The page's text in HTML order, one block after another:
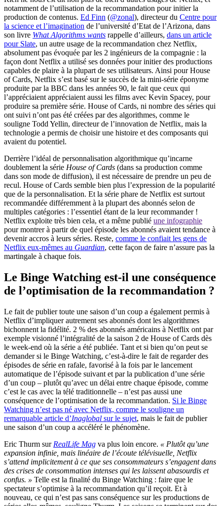
notamment de l’utilisation de la recommandation pour initier la
production de contenus. Ed Finn (@zonal), directeur du Centre pour
la science et l’imagination de l’université d’Etat de l’Arizona, dans
son livre What Algorithms wants rappelle d’ailleurs, dans un article
pour Slate, un autre usage de la recommandation chez Netflix,
absolument pas évoquée par les 2 ingénieurs de la compagnie : la
façon dont Netflix a utilisé ses données pour initier des productions
capables de plaire à la plupart de ses utilisateurs. Ainsi pour House
of Cards, Netflix s’est basé sur le succès de la mini-série éponyme
produite par la BBC dans les années 90, le fait que ceux qui
l’appréciaient appréciaient aussi les films avec Kevin Spacey, pour
produire sa première série. House of Cards, ni nombre des séries qui
ont suivi n’ont pas été créées par des algorithmes, comme le
souligne Todd Yellin, directeur de l’innovation de Netflix, mais la
technologie a permis de choisir une histoire et des composants qui
avaient du potentiel.
Derrière l’idéal de personnalisation algorithmique qu’incarne
doublement la série House of Cards (dans sa production comme
dans son mode de diffusion), il est nécessaire de prendre un peu de
recul. House of Cards semble bien plus l’expression de la popularité
que de la personnalisation. Et la série phare de Netflix est surtout
recommandée différemment à la plupart des abonnés selon de
multiples catégories : l’essentiel étant de la leur recommander !
Netflix exploite très bien cela, et a même publié une infographie
pour montrer à partir de quel épisode les abonnés avaient tendance à
devenir accros à leurs séries. Reste, comme le confiait les gens de
Netflix eux-mêmes au Guardian, cette façon de faire n’assure pas la
martingale à chaque fois.
Le Binge Watching est-il une conséquence
de l’optimisation de la recommandation ?
Le fait de publier toute une saison d’un coup a également permis à
Netflix d’impliquer autrement ses abonnés dont les algorithmes
bichonnent la fidélité. 2 % des abonnés américains à Netflix ont par
exemple visionné l’intégralité de la saison 2 de House of Cards dès
le week-end où la série a été publiée. Tant et si bien qu’on peut se
demander si le Binge Watching, c’est-à-dire le fait de regarder des
épisodes de série en rafale, favorisé à la fois par le lancement
automatique de l’épisode suivant et par la publication d’une série
d’un coup – plutôt qu’avec un délai entre chaque épisode, comme
c’est le cas avec la télé traditionnelle – n’est pas aussi une
conséquence de l’optimisation de la recommandation. Si le Binge
Watching n’est pas né avec Netflix, comme le souligne un
remarquable article d’Inaglobal sur le sujet, mais le fait de publier
une saison d’un coup a accéléré le phénomène.
Eric Thurm sur RealLife Mag va plus loin encore. « Plutôt qu’une
expansion infinie, mais linéaire de l’écoute télévisuelle, Netflix
s’attend implicitement à ce que ses consommateurs s’engagent dans
des crises de consommation intenses qui les laissent abasourdis et
confus. » Telle est la finalité du Binge Watching : faire que le
spectateur s’optimise à la recommandation qu’il reçoit. Et à
nouveau, ce qui n’est pas sans conséquence sur les productions de